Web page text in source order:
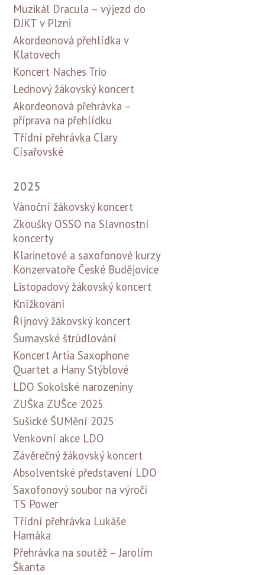
Muzikál Dracula – výjezd do
DJKT v Plzni
Akordeonová přehlídka v
Klatovech
Koncert Naches Trio
Lednový žákovský koncert
Akordeonová přehrávka –
příprava na přehlídku
Třídní přehrávka Clary
Císařovské
2025
Vánoční žákovský koncert
Zkoušky OSSO na Slavnostní
koncerty
Klarinetové a saxofonové kurzy
Konzervatoře České Budějovice
Listopadový žákovský koncert
Knížkování
Říjnový žákovský koncert
Šumavské štrúdlování
Koncert Artia Saxophone
Quartet a Hany Stýblové
LDO Sokolské narozeniny
ZUŠka ZUŠce 2025
Sušické ŠUMění 2025
Venkovní akce LDO
Závěrečný žákovský koncert
Absolventské představení LDO
Saxofonový soubor na výročí
TS Power
Třídní přehrávka Lukáše
Hamáka
Přehrávka na soutěž – Jarolím
Škanta